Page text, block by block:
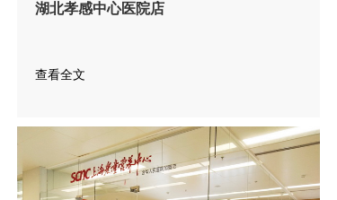
湖北孝感中心医院店
查看全文